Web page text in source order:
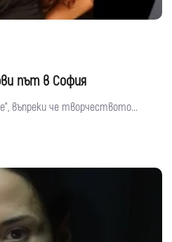
път в София
въпреки че творчеството...